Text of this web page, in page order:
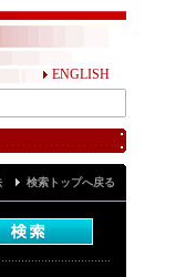
ENGLISH
検索トップへ戻る